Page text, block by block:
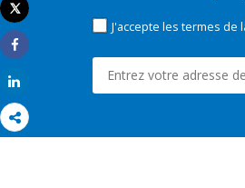
Imprimer
Tweet
Share
J'accepte les termes de